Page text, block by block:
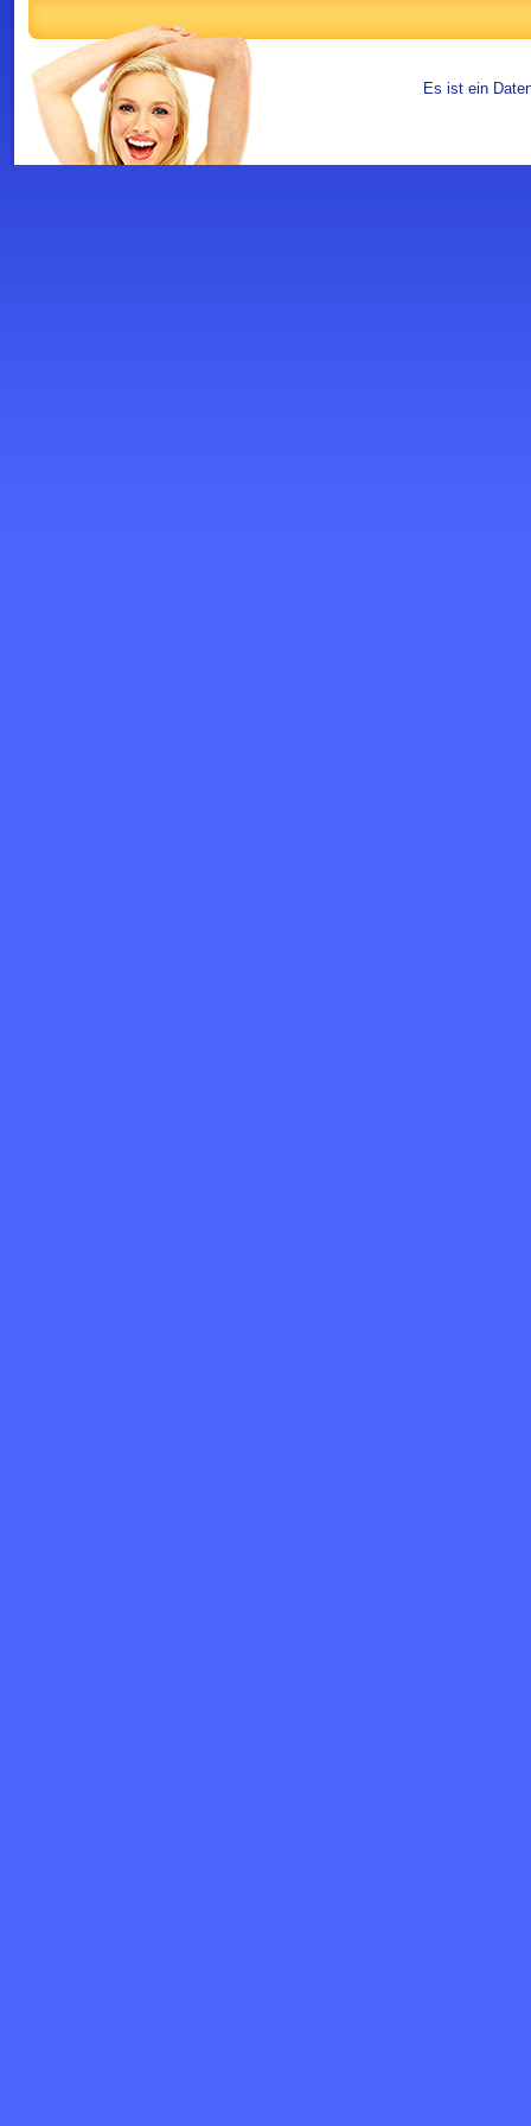
Es ist ein